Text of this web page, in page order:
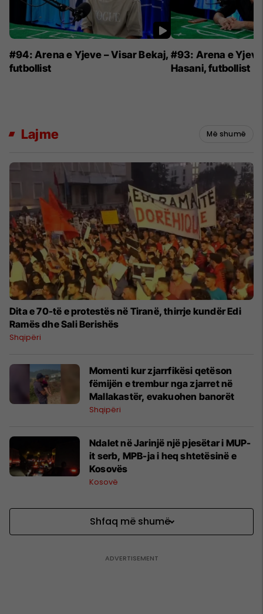
#94: Arena e Yjeve – Visar Bekaj,
futbollist
#93: Arena e
Hasani, futbollist
Lajme Më shumë
​Dita e 70-të e protestës në Tiranë, thirrje kundër Edi
Ramës dhe Sali Berishës
Shqipëri
Momenti kur zjarrfikësi qetëson
fëmijën e trembur nga zjarret në
Mallakastër, evakuohen banorët
Shqipëri
Ndalet në Jarinjë një pjesëtar i MUP-
it serb, MPB-ja i heq shtetësinë e
Kosovës
Kosovë
Shfaq më shumë